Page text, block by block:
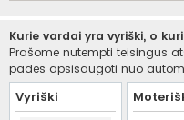
Kurie vardai yra vyriški, o
Prašome nutempti teisingus
padės apsisaugoti nuo
Vyriški